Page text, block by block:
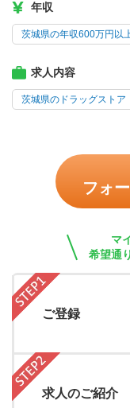
年収
茨城県の年収600万円以
求人内容
茨城県のドラッグストア
フォ
マ
希望通
ご登録
求人のご紹介